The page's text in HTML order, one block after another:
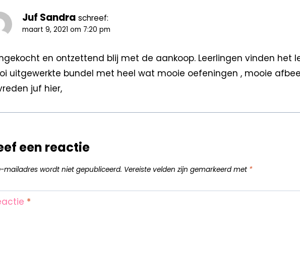
Juf Sandra schreef:
maart 9, 2021 om 7:20 pm
en ontzettend blij met de aankoop. Leerlingen vinden het
uitgewerkte bundel met heel wat mooie oefeningen , mooie
juf hier,
een reactie
mailadres wordt niet gepubliceerd. Vereiste velden zijn gemarkeerd met *
*